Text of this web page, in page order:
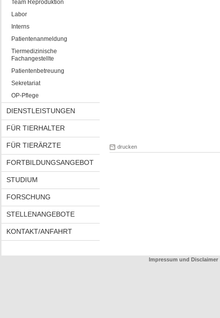
Team Reproduktion
Labor
Interns
Patientenanmeldung
Tiermedizinische
Fachangestellte
Patientenbetreuung
Sekretariat
OP-Pflege
DIENSTLEISTUNGEN
FÜR TIERHALTER
FÜR TIERÄRZTE
FORTBILDUNGSANGEBOT
STUDIUM
FORSCHUNG
STELLENANGEBOTE
KONTAKT/ANFAHRT
drucken
Impressum und Disclaimer